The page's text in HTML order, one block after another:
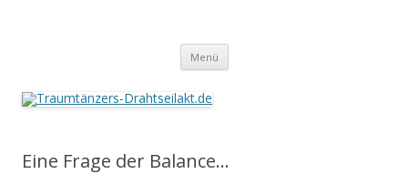
Menü Springe
Inhalt
Eine Frage der Balance…